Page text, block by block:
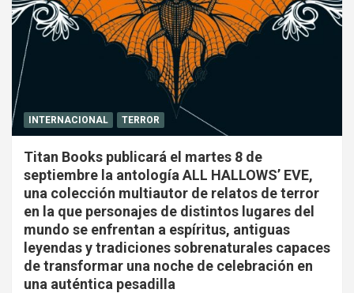
INTERNACIONAL TERROR
Titan Books publicará el martes 8 de
septiembre la antología ALL HALLOWS’ EVE,
una colección multiautor de relatos de terror
en la que personajes de distintos lugares del
mundo se enfrentan a espíritus, antiguas
leyendas y tradiciones sobrenaturales capaces
de transformar una noche de celebración en
una auténtica pesadilla